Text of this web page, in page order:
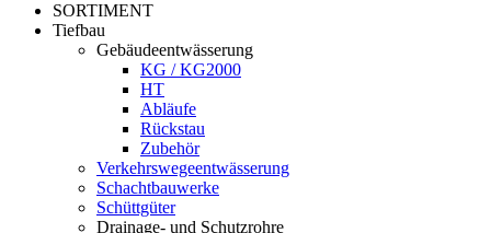
SORTIMENT
Tiefbau
Gebäudeentwässerung
KG / KG2000
HT
Abläufe
Rückstau
Zubehör
Verkehrswegeentwässerung
Schachtbauwerke
Schüttgüter
Drainage- und Schutzrohre